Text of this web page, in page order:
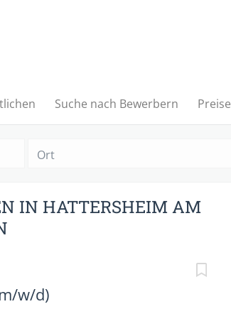
Suche nach Bewerbern Preise
IN HATTERSHEIM AM
w/d)